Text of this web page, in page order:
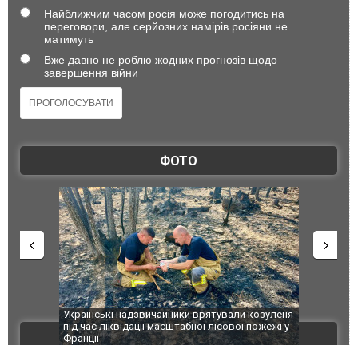
Найближчим часом росія може погодитись на
переговори, але серйозних намірів росіяни не
матимуть
Вже давно не роблю жодних прогнозів щодо
завершення війни
ФОТО
козуленя
пожежі у
СБУ за сприяння Нацполіції та правоохоронців
Болгарії затримала міжнародного наркобарона.
ФОТО
одна
ВІДЕО